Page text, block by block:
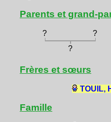
Parents et grand-
? ?
?
Frères et sœurs
TOUIL,
Famille